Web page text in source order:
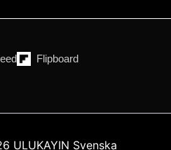
Flipboard
ULUKAYIN Svenska